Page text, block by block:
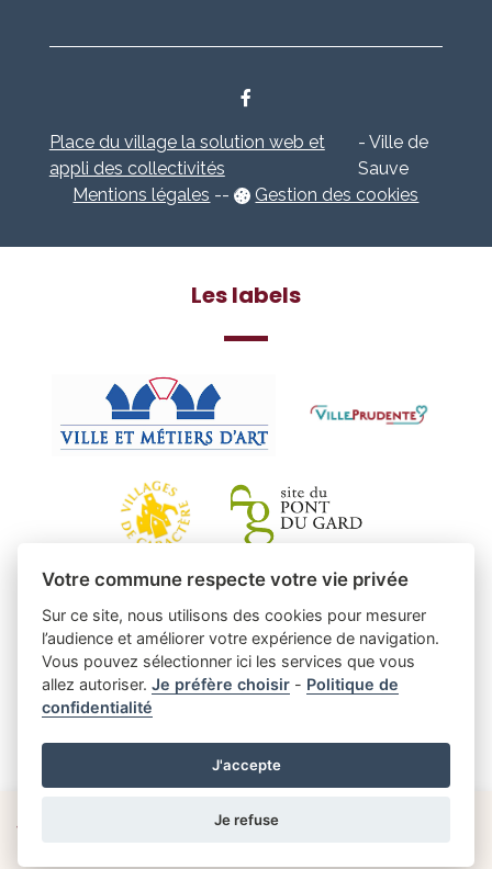
Place du village la solution web et
appli des collectivités
- Ville de
Sauve
Mentions légales -- Gestion des cookies
Les labels
Votre commune respecte votre vie privée
Sur ce site, nous utilisons des cookies pour mesurer
l’audience et améliorer votre expérience de navigation.
Vous pouvez sélectionner ici les services que vous
allez autoriser.Je préfère choisir - Politique de
confidentialité
J'accepte
Je refuse